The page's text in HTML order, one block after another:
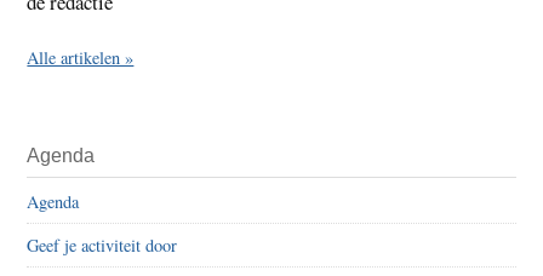
Alle artikelen »
Agenda
Agenda
Geef je activiteit door